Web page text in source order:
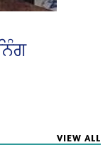
VIEW ALL